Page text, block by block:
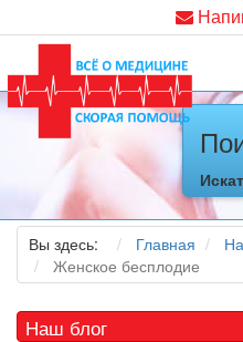
Вы здесь: Главная
Женское бесплодие
Наш блог
Как я заболел во время
Это странная ситуация: вы
предосторожности COVID-
но, тем не менее, вы каким-
можете задаться...
5 причин обратить
Какдиетолог, я вижу, что
приходят в нашу